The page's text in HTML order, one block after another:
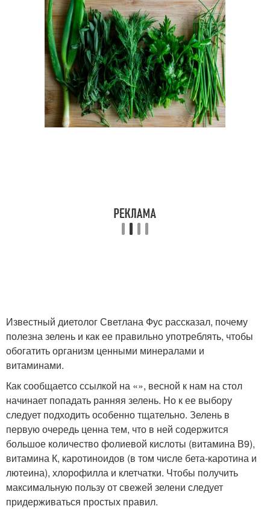
Известный диетолог Светлана Фус рассказал, почему
полезна зелень и как ее правильно употреблять, чтобы
обогатить организм ценными минералами и
витаминами.
Как сообщаетсо ссылкой на «», весной к нам на стол
начинает попадать ранняя зелень. Но к ее выбору
следует подходить особенно тщательно. Зелень в
первую очередь ценна тем, что в ней содержится
большое количество фолиевой кислоты (витамина В9),
витамина К, каротиноидов (в том числе бета-каротина и
лютеина), хлорофилла и клетчатки. Чтобы получить
максимальную пользу от свежей зелени следует
придерживаться простых правил.